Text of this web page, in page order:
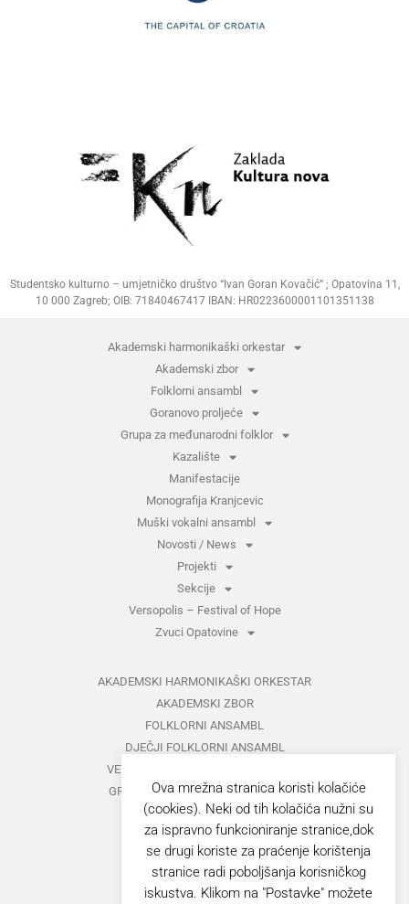
Studentsko kulturno – umjetničko društvo “Ivan Goran Kovačić” ; Opatovina 11,
10 000 Zagreb; OIB: 71840467417 IBAN: HR0223600001101351138
Akademski harmonikaški orkestar
Akademski zbor
Folklorni ansambl
Goranovo proljeće
Grupa za međunarodni folklor
Kazalište
Manifestacije
Monografija Kranjcevic
Muški vokalni ansambl
Novosti / News
Projekti
Sekcije
Versopolis – Festival of Hope
Zvuci Opatovine
AKADEMSKI HARMONIKAŠKI ORKESTAR
AKADEMSKI ZBOR
FOLKLORNI ANSAMBL
DJEČJI FOLKLORNI ANSAMBL
VETERANI FOLKLORNOG ANSAMBLA
GRUPA ZA MEĐUNARODNI FOLKLOR
KAZALIŠTE
MUŠKI VOKALNI ANSAMBL
ZAJEDNIČKI KONCERTI
Ova mrežna stranica koristi kolačiće
(cookies). Neki od tih kolačića nužni su
za ispravno funkcioniranje stranice,dok
se drugi koriste za praćenje korištenja
stranice radi poboljšanja korisničkog
iskustva. Klikom na "Postavke" možete